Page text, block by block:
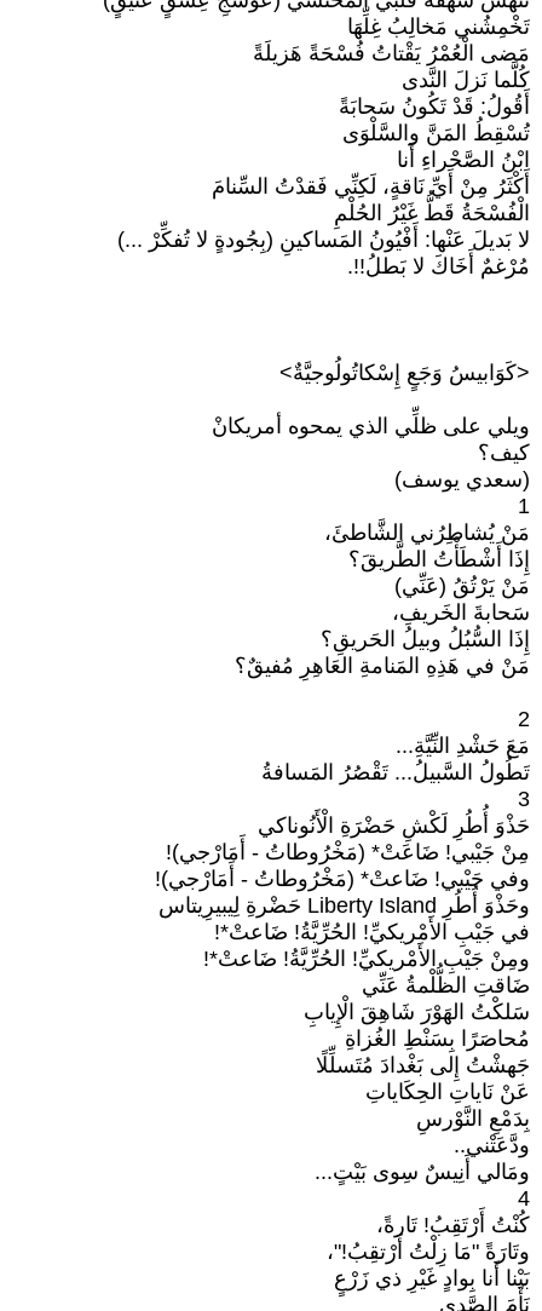
تَخْمِشُني مَخالِبُ غِلِّهَا
مَضى الْعُمْرُ يَقْتاتُ فُسْحَةً هَزيلَةً
كُلَّما نَزلَ النَّدى
أَقُولُ: قَدْ تَكُونُ سَحابَةً
تُسْقِطُ المَنَّ والسَّلْوَى
ابْنُ الصَّحْراءِ أَنا
أَكْثَرُ مِنْ أَيِّ نَاقةٍ، لَكِنِّي فَقدْتُ السِّنامَ
الْفُسْحَةُ قَطُّ غَيْرُ الحُلْمِ
لا بَديلَ عَنْها: أَفْيُونُ المَساكينِ (بِجُودةٍ لا تُفكِّرْ ...)
مُرْغمٌ أَخَاكَ لا بَطلُ!!.
<كَوَابيسُ وَجَعٍ إِسْكاتُولُوجيَّةٌ>
ويلي على ظلِّي الذي يمحوه أمريكانْ
كيف؟
(سعدي يوسف)
1
مَنْ يُشاطِرُني الشَّاطئَ،
إِذَا أَشْطَأْتُ الطَّريقَ؟
مَنْ يَرْتُقُ (عَنِّي)
سَحابةَ الخَريفِ،
إِذَا السُّبُلُ وبيلُ الحَريقِ؟
مَنْ في هَذِهِ المَنامةِ العَاهِرِ مُفيقٌ؟
2
مَعَ حَشْدِ النِّيَّةِ...
تَطُولُ السَّبيلُ... تَقْصُرُ المَسافةُ
3
حَذْوَ أُطُرِ لَكْشِ حَضْرَةِ الْأَنُوناكي
مِنْ جَيْبي! ضَاعَتْ* (مَخْرُوطاتُ - أَمَارْجي)!
وفي جَيْبي! ضَاعتْ* (مَخْرُوطاتُ - أَمَارْجي)!
وحَذْوَ أُطُرِ Liberty Island حَضْرةِ لِيبيرِيتاس
في جَيْبِ الأَمْريكيِّ! الحُرِّيَّةُ! ضَاعتْ*!
ومِنْ جَيْبِ الأَمْريكيِّ! الحُرِّيَّةُ! ضَاعتْ*!
ضَاقتِ الظُّلْمةُ عَنِّي
سَلكْتُ الهَوْرَ شَاهِقَ الْإِيابِ
مُحاصَرًا بِسَنْطِ الغُزاةِ
جَهشْتُ إِلى بَغْدادَ مُتَسلِّلًا
عَنْ نَاياتِ الحِكَاياتِ
بِدَمْعِ النَّوْرسِ
ودَّعَتْني..
ومَالي أَنِيسٌ سِوى بَيْتٍ...
4
كُنْتُ أَرْتَقِبُ! تَارةً،
وتَارَةً "مَا زِلْتُ أَرْتقِبُ!"،
بَيْنا أَنا بِوادٍ غَيْرِ ذي زَرْعٍ
نَأَمَ الصَّدى